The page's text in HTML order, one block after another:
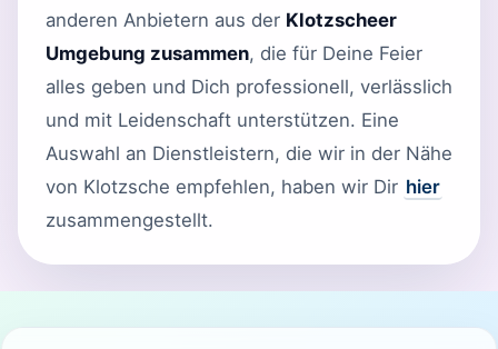
anderen Anbietern aus der Klotzscheer
Umgebung zusammen, die für Deine Feier
alles geben und Dich professionell, verlässlich
und mit Leidenschaft unterstützen. Eine
Auswahl an Dienstleistern, die wir in der Nähe
von Klotzsche empfehlen, haben wir Dir hier
zusammengestellt.